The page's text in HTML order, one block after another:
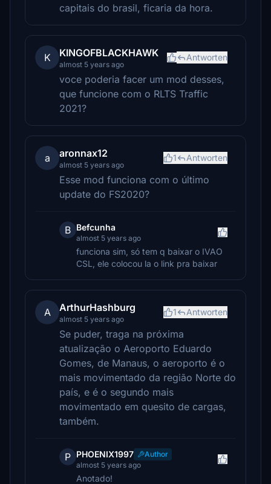
capitais do brasil, ficaria da hora.
K KINGOFBLACKHAWK
almost 5 years ago
Antworten
voce poderia facer um mod desses,
que funcione com o RLTS Traffic
2021?
a aronnax12
almost 5 years ago
1 Antworten
Esse mod funciona com o último
update do FS2020?
B Befcunha
almost 5 years ago
funciona sim, só tem q baixar o IVAO
CSL, ele colocou la o link pra baixar
A ArthurHashburg
almost 5 years ago
1 Antworten
Se puder, traga na próxima
atualização o Aeroporto Eduardo
Gomes, de Manaus, o aeroporto é o
mais movimentado da região Norte do
país, e é o segundo mais
movimentado em quesito de cargas,
também.
P PHOENIX1997
Author
almost 5 years ago
Anotado!